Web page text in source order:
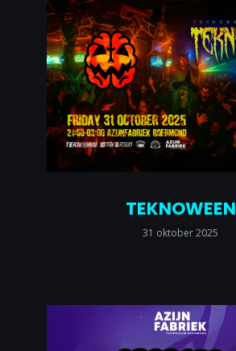
TEKNOWEEN
31 oktober 2025